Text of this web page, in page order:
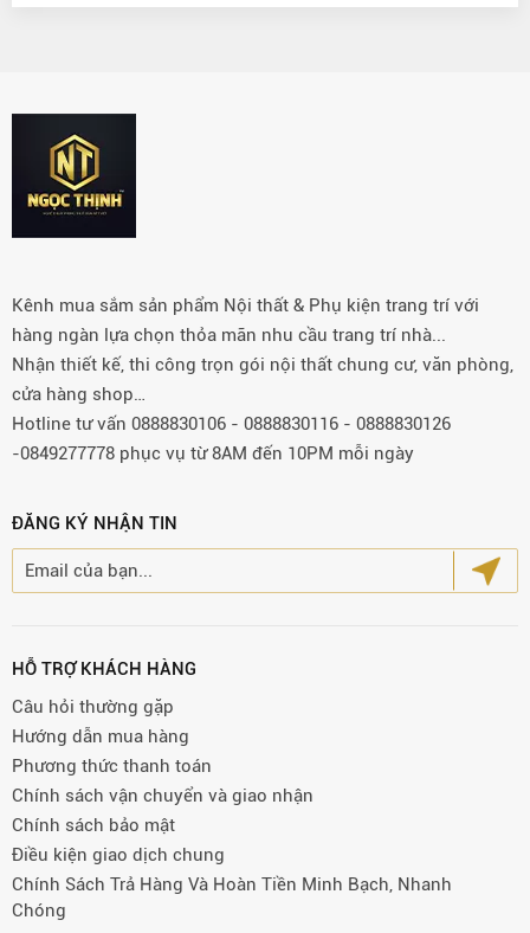
Kênh mua sắm sản phẩm Nội thất & Phụ kiện trang trí với
hàng ngàn lựa chọn thỏa mãn nhu cầu trang trí nhà...
Nhận thiết kế, thi công trọn gói nội thất chung cư, văn phòng,
cửa hàng shop…
Hotline tư vấn 0888830106 - 0888830116 - 0888830126
-0849277778 phục vụ từ 8AM đến 10PM mỗi ngày
ĐĂNG KÝ NHẬN TIN
HỖ TRỢ KHÁCH HÀNG
Câu hỏi thường gặp
Hướng dẫn mua hàng
Phương thức thanh toán
Chính sách vận chuyển và giao nhận
Chính sách bảo mật
Điều kiện giao dịch chung
Chính Sách Trả Hàng Và Hoàn Tiền Minh Bạch, Nhanh
Chóng